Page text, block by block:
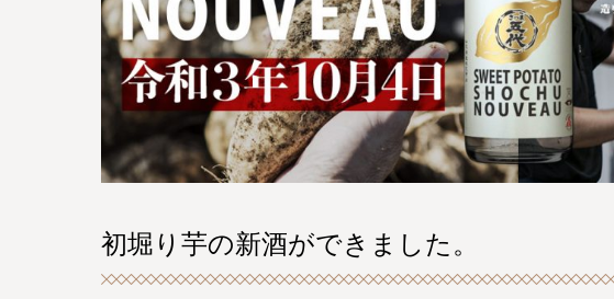
初堀り芋の新酒ができました。